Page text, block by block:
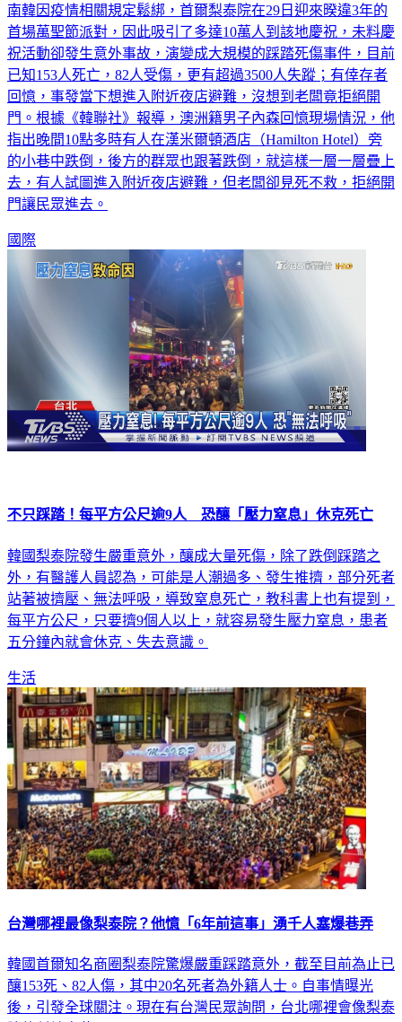
南韓因疫情相關規定鬆綁，首爾梨泰院在29日迎來暌違3年的
首場萬聖節派對，因此吸引了多達10萬人到該地慶祝，未料慶
祝活動卻發生意外事故，演變成大規模的踩踏死傷事件，目前
已知153人死亡，82人受傷，更有超過3500人失蹤；有倖存者
回憶，事發當下想進入附近夜店避難，沒想到老闆竟拒絕開
門。根據《韓聯社》報導，澳洲籍男子內森回憶現場情況，他
指出晚間10點多時有人在漢米爾頓酒店（Hamilton Hotel）旁
的小巷中跌倒，後方的群眾也跟著跌倒，就這樣一層一層疊上
去，有人試圖進入附近夜店避難，但老闆卻見死不救，拒絕開
門讓民眾進去。
國際
不只踩踏！每平方公尺逾9人 恐釀「壓力窒息」休克死亡
韓國梨泰院發生嚴重意外，釀成大量死傷，除了跌倒踩踏之
外，有醫護人員認為，可能是人潮過多、發生推擠，部分死者
站著被擠壓、無法呼吸，導致窒息死亡，教科書上也有提到，
每平方公尺，只要擠9個人以上，就容易發生壓力窒息，患者
五分鐘內就會休克、失去意識。
生活
台灣哪裡最像梨泰院？他憶「6年前這事」湧千人塞爆巷弄
韓國首爾知名商圈梨泰院驚爆嚴重踩踏意外，截至目前為止已
釀153死、82人傷，其中20名死者為外籍人士。自事情曝光
後，引發全球關注。現在有台灣民眾詢問，台北哪裡會像梨泰